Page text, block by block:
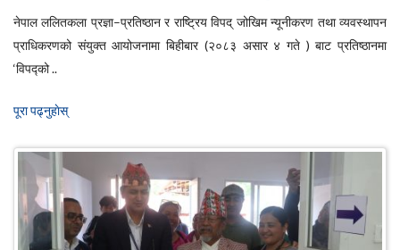
नेपाल ललितकला प्रज्ञा–प्रतिष्ठान र राष्ट्रिय विपद् जोखिम न्यूनीकरण तथा व्यवस्थापन
प्राधिकरणको संयुक्त आयोजनामा बिहीबार (२०८३ असार ४ गते ) बाट प्रतिष्ठानमा
‘विपद्को ..
पूरा पढ्नुहाेस्